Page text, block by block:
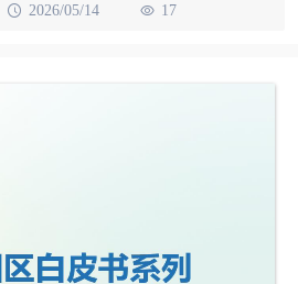
2026/05/14 17